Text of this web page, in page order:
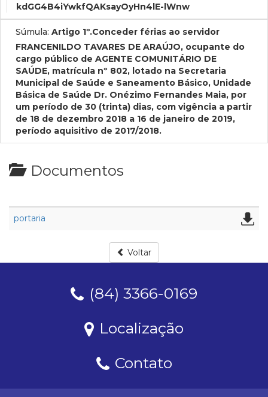
kdGG4B4iYwkfQAKsayOyHn4lE-lWnw
Súmula: Artigo 1º.Conceder férias ao servidor
FRANCENILDO TAVARES DE ARAÚJO, ocupante do
cargo público de AGENTE COMUNITÁRIO DE
SAÚDE, matrícula nº 802, lotado na Secretaria
Municipal de Saúde e Saneamento Básico, Unidade
Básica de Saúde Dr. Onézimo Fernandes Maia, por
um período de 30 (trinta) dias, com vigência a partir
de 18 de dezembro 2018 a 16 de janeiro de 2019,
período aquisitivo de 2017/2018.
Documentos
portaria
Voltar
(84) 3366-0169
Localização
Contato